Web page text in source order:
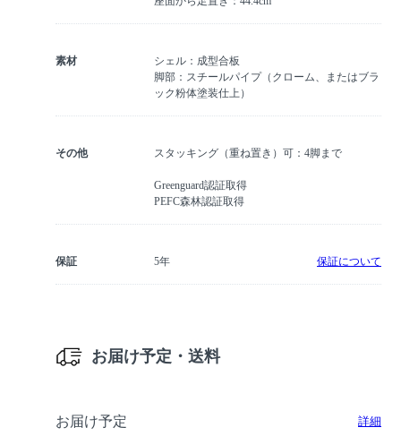
素材
シェル：成型合板
脚部：スチールパイプ（クローム、またはブラ
ック粉体塗装仕上）
その他 スタッキング（重ね置き）可：4脚まで
Greenguard認証取得
PEFC森林認証取得
保証 5年 保証について
お届け予定・送料
お届け予定 詳細